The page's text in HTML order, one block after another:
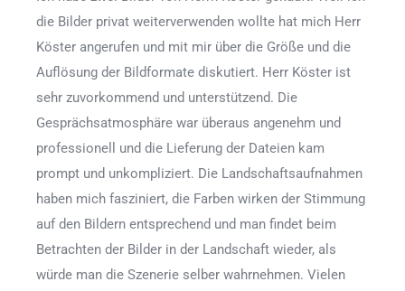
die Bilder privat weiterverwenden wollte hat mich Herr
Köster angerufen und mit mir über die Größe und die
Auflösung der Bildformate diskutiert. Herr Köster ist
sehr zuvorkommend und unterstützend. Die
Gesprächsatmosphäre war überaus angenehm und
professionell und die Lieferung der Dateien kam
prompt und unkompliziert. Die Landschaftsaufnahmen
haben mich fasziniert, die Farben wirken der Stimmung
auf den Bildern entsprechend und man findet beim
Betrachten der Bilder in der Landschaft wieder, als
würde man die Szenerie selber wahrnehmen. Vielen